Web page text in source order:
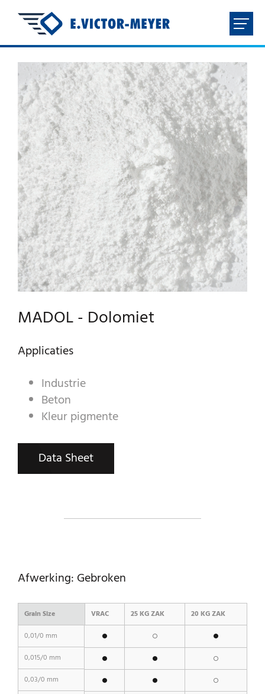
HOME
BEDRIJF
PRODUCTEN
DOWNLOADS
CONTACT
SIERGRANULATEN
PREBEL
FR NL EN DE
MADOL - Dolomiet
Applicaties
Industrie
Beton
Kleur pigmente
Data Sheet
Afwerking: Gebroken
Grain Size VRAC 25 KG ZAK
20 KG ZAK
0,01/0 mm
0,015/0 mm
0,03/0 mm